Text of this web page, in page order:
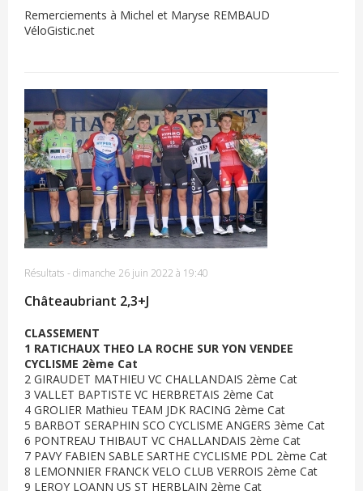
Remerciements à Michel et Maryse REMBAUD
VéloGistic.net
Résultats - dimanche 26 juin 2022 à 19:40
Châteaubriant 2,3+J
CLASSEMENT
1 RATICHAUX THEO LA ROCHE SUR YON VENDEE
CYCLISME 2ème Cat
2 GIRAUDET MATHIEU VC CHALLANDAIS 2ème Cat
3 VALLET BAPTISTE VC HERBRETAIS 2ème Cat
4 GROLIER Mathieu TEAM JDK RACING 2ème Cat
5 BARBOT SERAPHIN SCO CYCLISME ANGERS 3ème Cat
6 PONTREAU THIBAUT VC CHALLANDAIS 2ème Cat
7 PAVY FABIEN SABLE SARTHE CYCLISME PDL 2ème Cat
8 LEMONNIER FRANCK VELO CLUB VERROIS 2ème Cat
9 LEROY LOANN US ST HERBLAIN 2ème Cat